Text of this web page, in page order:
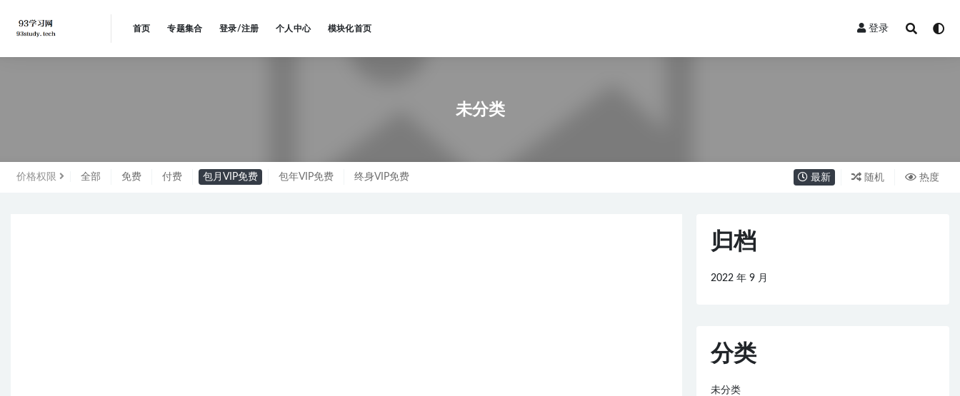
首页 专题集合 登录/注册 个人中心 模块化首页 登录
未分类
价格权限 全部 免费 付费 包月VIP免费 包年VIP免费 终身VIP免费 最新 随机 热度
归档
2022 年 9 月
分类
未分类